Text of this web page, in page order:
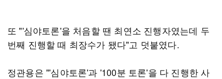
또 "'심야토론'을 처음할 땐 최연소 진행자였는데 두
번째 진행할 때 최장수가 됐다"고 덧붙였다.
정관용은 "'심야토론'과 '100분 토론'을 다 진행한 사